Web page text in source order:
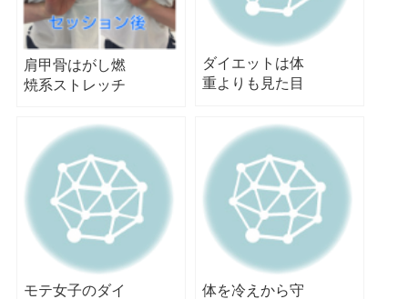
肩甲骨はがし燃
焼系ストレッチ
で肩こり解消
ダイエットは体
重よりも見た目
モテ女子のダイ
体を冷えから守